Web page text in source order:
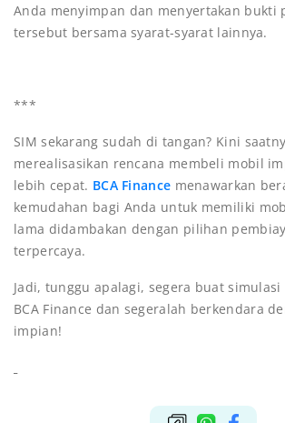
Anda menyimpan dan menyertakan bukti
tersebut bersama syarat-syarat lainnya.
***
SIM sekarang sudah di tangan? Kini
merealisasikan rencana membeli mobil
lebih cepat. BCA Finance menawarkan
kemudahan bagi Anda untuk memiliki
lama didambakan dengan pilihan
terpercaya.
Jadi, tunggu apalagi, segera buat
BCA Finance dan segeralah berkendara
impian!